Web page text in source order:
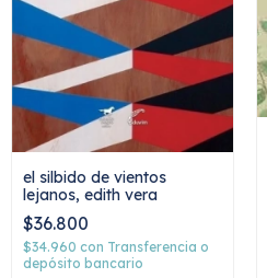
el silbido de vientos
lejanos, edith vera
$36.800
$34.960 con Transferencia o
depósito bancario